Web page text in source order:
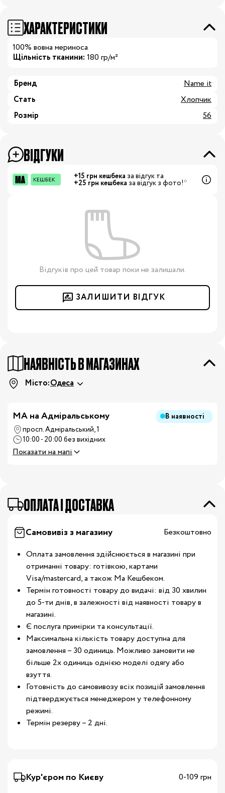
ХАРАКТЕРИСТИКИ
100% вовна мериноса
Щільність тканини: 180 гр/м²
Бренд
Name it
Стать
Хлопчик
Розмір
56
ВІДГУКИ
+15 грн кешбека за відгук та
+25 грн кешбека за відгук з фото!*
Відгуків про цей товар поки не залишали.
ЗАЛИШИТИ ВІДГУК
НАЯВНІСТЬ В МАГАЗИНАХ
Місто:Одеса
MA на Адміральському
В наявності
просп. Адміральський, 1
10:00 - 20:00 без вихідних
Показати на мапі
OПЛАТА І ДОСТАВКА
Самовивіз з магазину
Безкоштовно
Оплата замовлення здійснюється в магазині при
отриманні товару: готівкою, картами
Visa/mastercard, а також Ма Кешбеком.
Термін готовності товару до видачі: від 30 хвилин
до 5-ти днів, в залежності від наявності товару в
магазині.
Є послуга примірки та консультації.
Максимальна кількість товару доступна для
замовлення – 30 одиниць. Можливо замовити не
більше 2х одиниць однією моделі одягу або
взуття.
Готовність до самовивозу всіх позицій замовлення
підтверджується менеджером у телефонному
режимі.
Термін резерву – 2 дні.
Кур'єром по Києву
0-109 грн